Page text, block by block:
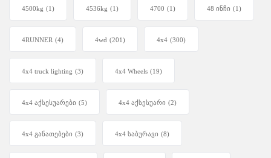
4500kg (1) 4536kg (1) 4700 (1) 48 ინჩი (1)
4RUNNER (4) 4wd (201) 4x4 (300)
4x4 truck lighting (3) 4x4 Wheels (19)
4x4 აქსესუარები (5) 4x4 აქსესუარი (2)
4x4 განათებები (3) 4x4 საბურავი (8)